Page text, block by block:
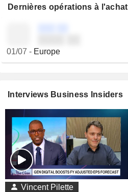
Dernières opérations à l'achat
01/07 - Europe
Interviews Business Insiders
Vincent Pilette